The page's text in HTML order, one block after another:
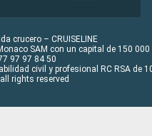
crucero – CRUISELINE
SAM con un capital de 150 000
97 97 84 50
civil y profesional RC RSA de
rights reserved